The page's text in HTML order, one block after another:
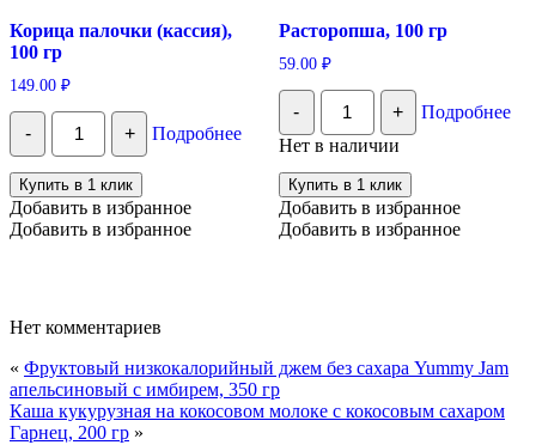
Корица палочки (кассия),
100 гр
149.00 ₽
-
Количество
Корица
палочки
(кассия),
100
гр
+ Подробнее
Купить в 1 клик
Добавить в избранное
Добавить в избранное
Расторопша, 100 гр
59.00 ₽
-
Количество
Расторопша,
100
гр
+
Подробнее
Нет в наличии
Купить в 1 клик
Добавить в избранное
Добавить в избранное
Нет комментариев
« Фруктовый низкокалорийный джем без сахара Yummy Jam
апельсиновый с имбирем, 350 гр
Каша кукурузная на кокосовом молоке с кокосовым сахаром
Гарнец, 200 гр »